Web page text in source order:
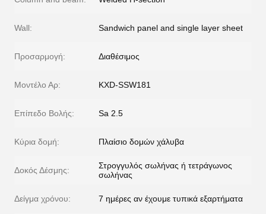
Wall: Sandwich panel and single layer sheet
Προσαρμογή: Διαθέσιμος
Μοντέλο Αρ: KXD-SSW181
Επίπεδο Βολής: Sa 2.5
Κύρια δομή: Πλαίσιο δομών χάλυβα
Δοκός Δέσμης:
Στρογγυλός σωλήνας ή τετράγωνος
σωλήνας
Δείγμα χρόνου: 7 ημέρες αν έχουμε τυπικά εξαρτήματα